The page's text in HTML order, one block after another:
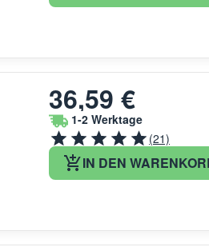
36,59 €
1-2 Werktage
(21)
IN DEN